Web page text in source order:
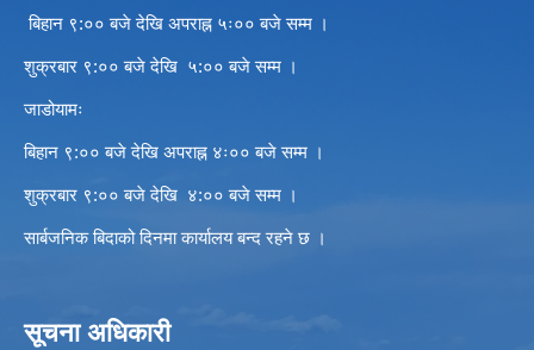
बिहान ९:०० बजे देखि अपराह्न ५ः०० बजे सम्म ।
शुक्रबार ९:०० बजे देखि ५:०० बजे सम्म ।
जाडोयामः
बिहान ९:०० बजे देखि अपराह्न ४ः०० बजे सम्म ।
शुक्रबार ९:०० बजे देखि ४:०० बजे सम्म ।
सार्बजनिक बिदाको दिनमा कार्यालय बन्द रहने छ ।
सूचना अधिकारी